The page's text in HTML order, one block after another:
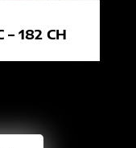
– 182 CH